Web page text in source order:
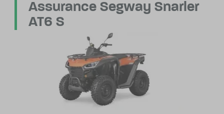
Assurance Segway Snarler
AT6 S